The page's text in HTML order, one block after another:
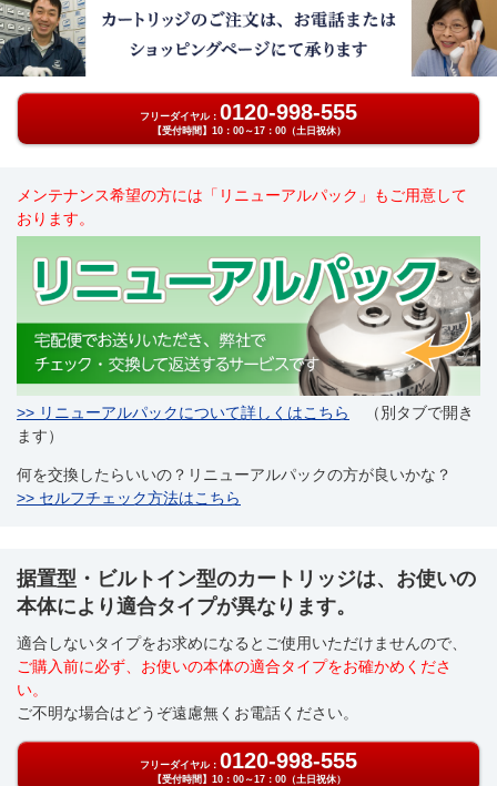
フリーダイヤル： 0120-998-555
【受付時間】10：00～17：00（土日祝休）
メンテナンス希望の方には「リニューアルパック」もご用意して
おります。
>> リニューアルパックについて詳しくはこちら
（別タブで開き
ます）
何を交換したらいいの？リニューアルパックの方が良いかな？
>> セルフチェック方法はこちら
据置型・ビルトイン型のカートリッジは、お使いの
本体により適合タイプが異なります。
適合しないタイプをお求めになるとご使用いただけませんので、
ご購入前に必ず、お使いの本体の適合タイプをお確かめくださ
い。
ご不明な場合はどうぞ遠慮無くお電話ください。
フリーダイヤル： 0120-998-555
【受付時間】10：00～17：00（土日祝休）